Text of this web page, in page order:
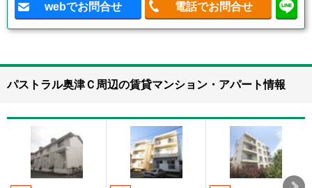
webでお問合せ 電話でお問合せ
パストラル奥津Ｃ周辺の賃貸マンション・アパート情報